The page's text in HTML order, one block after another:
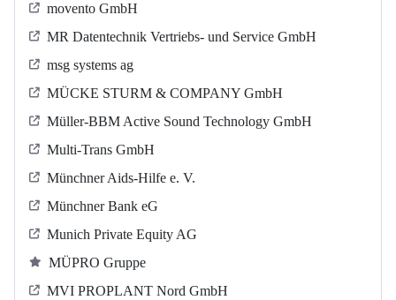
movento GmbH
MR Datentechnik Vertriebs- und Service GmbH
msg systems ag
MÜCKE STURM & COMPANY GmbH
Müller-BBM Active Sound Technology GmbH
Multi-Trans GmbH
Münchner Aids-Hilfe e. V.
Münchner Bank eG
Munich Private Equity AG
MÜPRO Gruppe
MVI PROPLANT Nord GmbH